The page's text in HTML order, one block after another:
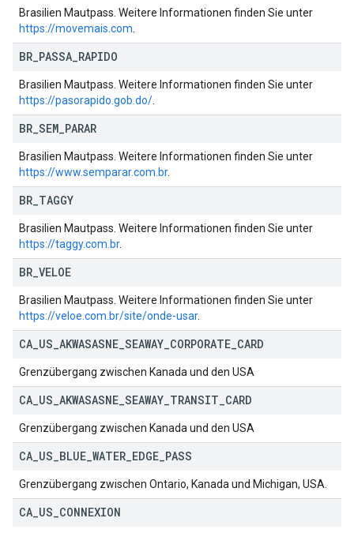
Brasilien Mautpass. Weitere Informationen finden Sie unter
https://movemais.com
BR PASSA RAPIDO
Brasilien Mautpass. Weitere Informationen finden Sie unter
https://pasorapido.gob.do/
BR SEM PARAR
Brasilien Mautpass. Weitere Informationen finden Sie unter
https://www.semparar.com.br.
BR TAGGY
Brasilien Mautpass. Weitere Informationen finden Sie unter
https://taggy.com.br.
BR VELOE
Brasilien Mautpass. Weitere Informationen finden Sie unter
https://veloe.com.br/site/onde-usar.
CA US AKWASASNE SEAWAY CORPORATE CARD
Grenzübergang zwischen Kanada und den USA
CA US AKWASASNE SEAWAY TRANSIT CARD
Grenzübergang zwischen Kanada und den USA
CA US BLUE WATER EDGE PASS
Grenzübergang zwischen Ontario, Kanada und Michigan, USA.
CA US CONNEXION